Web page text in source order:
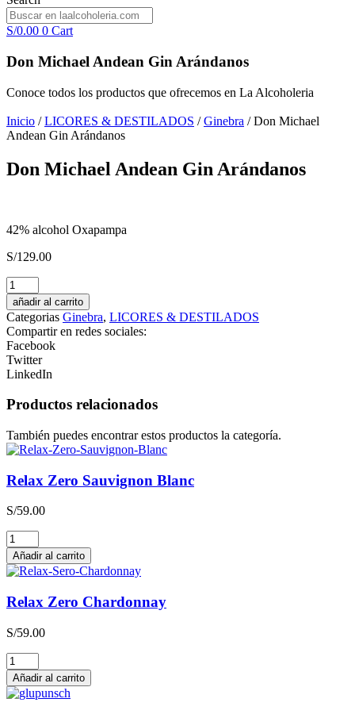
S/0.00 0 Cart
Don Michael Andean Gin Arándanos
Conoce todos los productos que ofrecemos en La Alcoholeria
Inicio /LICORES & DESTILADOS /Ginebra / Don Michael
Andean Gin Arándanos
Don Michael Andean Gin Arándanos
42% alcohol Oxapampa
S/129.00
Heritage
Carte
Noire
cantidad
añadir al carrito
Categorias Ginebra, LICORES & DESTILADOS
Compartir en redes sociales:
Facebook
Twitter
LinkedIn
Productos relacionados
También puedes encontrar estos productos la categoría.
Relax Zero Sauvignon Blanc
S/59.00
Relax
Zero
Sauvignon
Blanc
cantidad
Añadir al carrito
Relax Zero Chardonnay
S/59.00
Relax
Zero
Chardonnay
cantidad
Añadir al carrito